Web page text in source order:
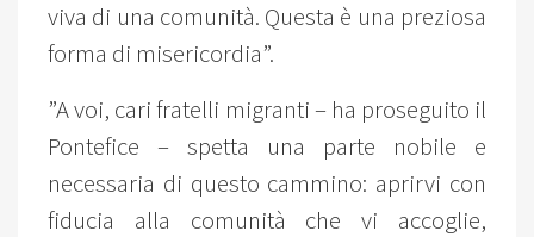
viva di una comunità. Questa è una preziosa
forma di misericordia”.
”A voi, cari fratelli migranti – ha proseguito il
Pontefice – spetta una parte nobile e
necessaria di questo cammino: aprirvi con
fiducia alla comunità che vi accoglie,